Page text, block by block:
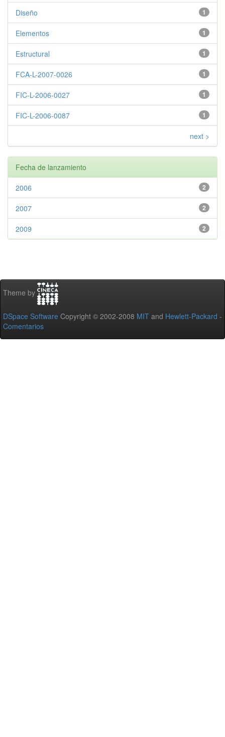
1
Diseño
1
Elementos
1
Estructural
1
FCA-L-2007-0026
1
FIC-L-2006-0027
1
FIC-L-2006-0087
next >
Fecha de lanzamiento
2
2006
2
2007
2
2009
Theme by
DSpace Software Copyright © 2002-2008 MIT and Hewlett-Packard -
Comentarios